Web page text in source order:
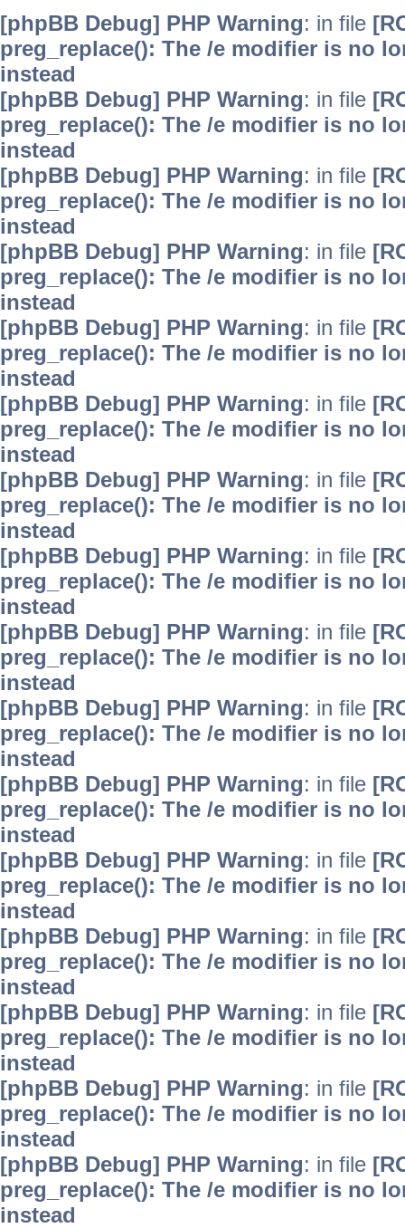
[phpBB Debug] PHP Warning: in file
preg_replace(): The /e modifier is no
instead
[phpBB Debug] PHP Warning: in file
preg_replace(): The /e modifier is no
instead
[phpBB Debug] PHP Warning: in file
preg_replace(): The /e modifier is no
instead
[phpBB Debug] PHP Warning: in file
preg_replace(): The /e modifier is no
instead
[phpBB Debug] PHP Warning: in file
preg_replace(): The /e modifier is no
instead
[phpBB Debug] PHP Warning: in file
preg_replace(): The /e modifier is no
instead
[phpBB Debug] PHP Warning: in file
preg_replace(): The /e modifier is no
instead
[phpBB Debug] PHP Warning: in file
preg_replace(): The /e modifier is no
instead
[phpBB Debug] PHP Warning: in file
preg_replace(): The /e modifier is no
instead
[phpBB Debug] PHP Warning: in file
preg_replace(): The /e modifier is no
instead
[phpBB Debug] PHP Warning: in file
preg_replace(): The /e modifier is no
instead
[phpBB Debug] PHP Warning: in file
preg_replace(): The /e modifier is no
instead
[phpBB Debug] PHP Warning: in file
preg_replace(): The /e modifier is no
instead
[phpBB Debug] PHP Warning: in file
preg_replace(): The /e modifier is no
instead
[phpBB Debug] PHP Warning: in file
preg_replace(): The /e modifier is no
instead
[phpBB Debug] PHP Warning: in file
preg_replace(): The /e modifier is no
instead